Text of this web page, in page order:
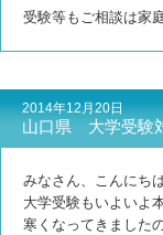
受験等もご相談は家
2014年12月20日
山口県 大学受験
みなさん、こんにちは
大学受験もいよいよ
寒くなってきました